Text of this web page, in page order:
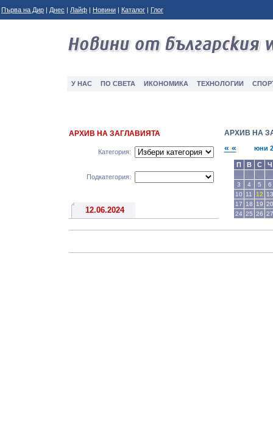
Първа на Дир | Днес | Лайф | Новини | Каталог | Глог
У НАС ПО СВЕТА ИКОНОМИКА ТЕXНОЛОГИИ
АРХИВ НА ЗАГЛАВИЯТА
Категория:
Подкатегория:
АРХИВ НА
« « юни
П В С Ч
3 4 5
6
10
11 12
13
17
18 19 20
24 25 26 27
12.06.2024